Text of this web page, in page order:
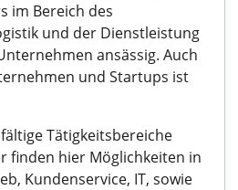
im Bereich des
und der Dienstleistung
ansässig. Auch
und Startups ist
Tätigkeitsbereiche
finden hier Möglichkeiten in
Kundenservice, IT, sowie